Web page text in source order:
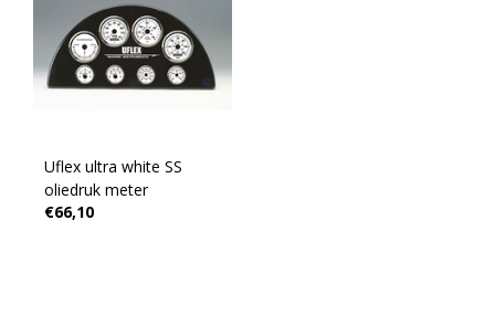
Uflex ultra white SS
oliedruk meter
€66,10